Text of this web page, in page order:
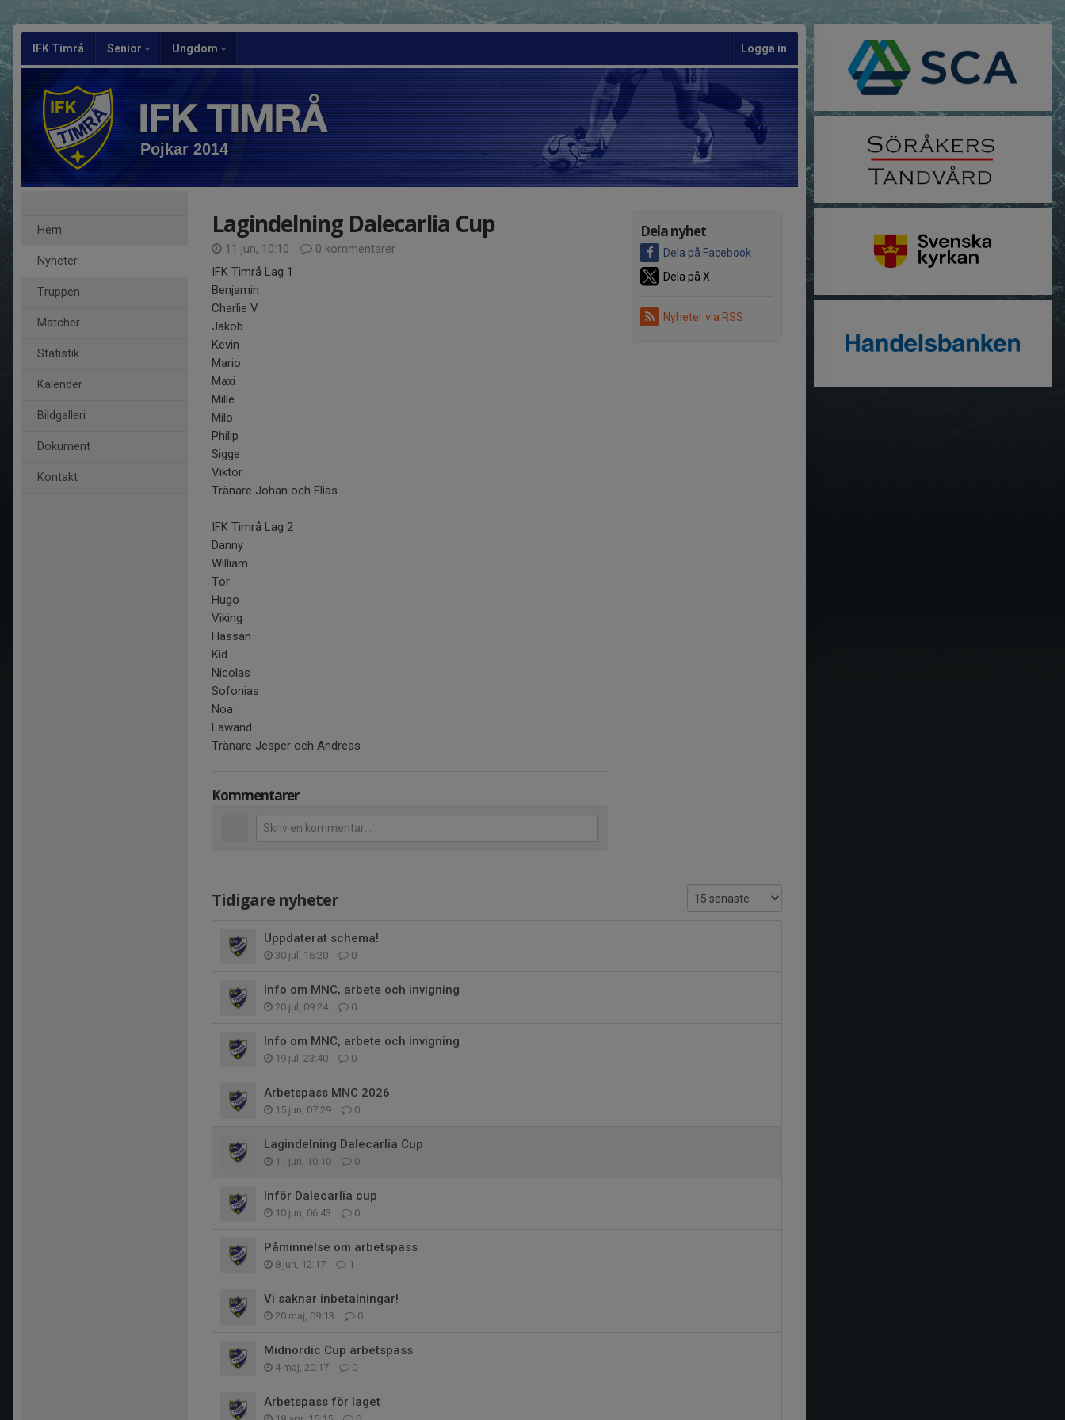
IFK Timrå Senior Ungdom Logga in
Pojkar 2014
Hem
Nyheter
Truppen
Matcher
Statistik
Kalender
Bildgalleri
Dokument
Kontakt
Dela nyhet
Dela på Facebook
Dela på X
Nyheter via RSS
Lagindelning Dalecarlia Cup
11 jun, 10:10
0 kommentarer
IFK Timrå Lag 1
Benjamin
Charlie V
Jakob
Kevin
Mario
Maxi
Mille
Milo
Philip
Sigge
Viktor
Tränare Johan och Elias
IFK Timrå Lag 2
Danny
William
Tor
Hugo
Viking
Hassan
Kid
Nicolas
Sofonias
Noa
Lawand
Tränare Jesper och Andreas
Kommentarer
Tidigare nyheter
Uppdaterat schema!
30 jul, 16:20 0
Info om MNC, arbete och invigning
20 jul, 09:24 0
Info om MNC, arbete och invigning
19 jul, 23:40 0
Arbetspass MNC 2026
15 jun, 07:29 0
Lagindelning Dalecarlia Cup
11 jun, 10:10 0
Inför Dalecarlia cup
10 jun, 06:43 0
Påminnelse om arbetspass
8 jun, 12:17 1
Vi saknar inbetalningar!
20 maj, 09:13 0
Midnordic Cup arbetspass
4 maj, 20:17 0
Arbetspass för laget